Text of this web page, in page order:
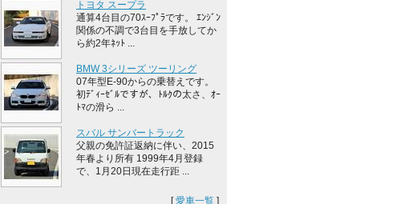
トヨタ スープラ
通算4台目の70ｽｰﾌﾟﾗです。 ｴﾝｼﾞﾝ
関係の不調で3台目を手放してか
ら約2年ﾈｯﾄ ...
BMW 3シリーズ ツーリング
07年型E-90からの乗替えです。
初ﾃﾞｨｰｾﾞﾙですが、ﾄﾙｸの太さ、ｵｰ
ﾄﾏの滑ら ...
スバル サンバートラック
父親の免許証返納に伴い、2015
年春より所有 1999年4月登録
で、1月20日現在走行距 ...
[愛車一覧 ]